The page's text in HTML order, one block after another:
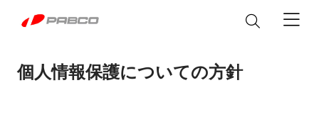
製品情報
個人情報保護についての方針